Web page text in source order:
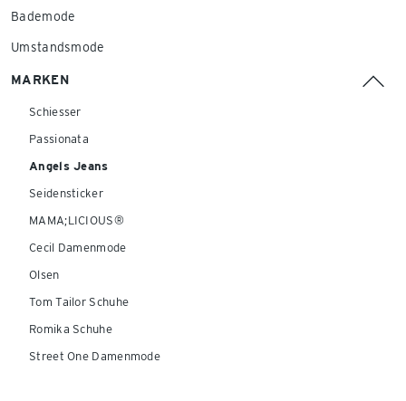
Bademode
Umstandsmode
MARKEN
Schiesser
Passionata
Angels Jeans
Seidensticker
MAMA;LICIOUS®
Cecil Damenmode
Olsen
Tom Tailor Schuhe
Romika Schuhe
Street One Damenmode